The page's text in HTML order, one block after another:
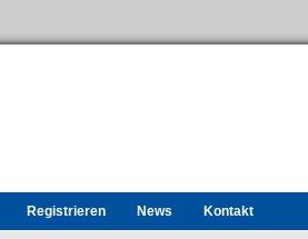
Registrieren News Kontakt